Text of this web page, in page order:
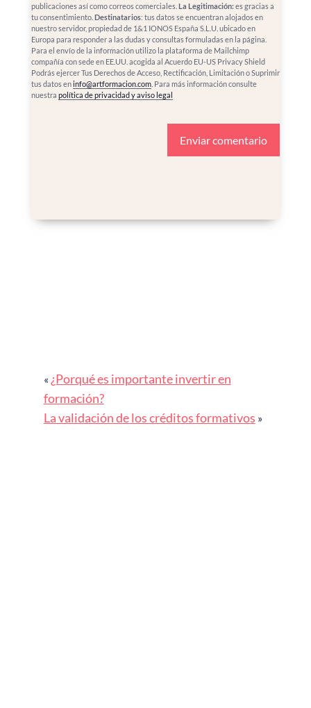
publicaciones así como correos comerciales. La Legitimación: es gracias a
tu consentimiento. Destinatarios: tus datos se encuentran alojados en
nuestro servidor, propiedad de 1&1 IONOS España S.L.U. ubicado en
Europa para responder a las dudas y consultas formuladas en la página.
Para el envío de la información utilizo la plataforma de Mailchimp
compañía con sede en EE.UU. acogida al Acuerdo EU-US Privacy Shield
Podrás ejercer Tus Derechos de Acceso, Rectificación, Limitación o Suprimir
tus datos eninfo@artformacion.com. Para más información consulte
nuestra política de privacidad y aviso legal
« ¿Porqué es importante invertir en
formación?
La validación de los créditos formativos »